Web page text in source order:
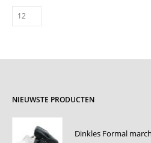
NIEUWSTE PRODUCTEN
Dinkles Formal